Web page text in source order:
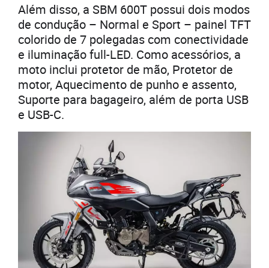
Além disso, a SBM 600T possui dois modos
de condução – Normal e Sport – painel TFT
colorido de 7 polegadas com conectividade
e iluminação full-LED. Como acessórios, a
moto inclui protetor de mão, Protetor de
motor, Aquecimento de punho e assento,
Suporte para bagageiro, além de porta USB
e USB-C.